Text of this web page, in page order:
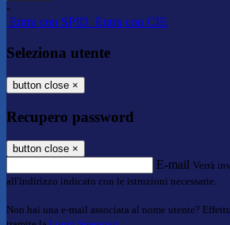
-
Entra con SPID Entra con CIE
Seleziona utente
button close ×
Recupero password
button close ×
E-mail Verrà
all'indirizzo indicato con le istruzioni necessarie.
Non hai una e-mail associata al nome utente?